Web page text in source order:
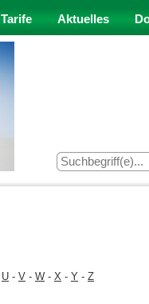
Tarife Aktuelles
U - V - W - X - Y - Z